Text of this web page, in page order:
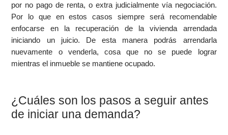
por no pago de renta, o extra judicialmente vía negociación.
Por lo que en estos casos siempre será recomendable
enfocarse en la recuperación de la vivienda arrendada
iniciando un juicio. De esta manera podrás arrendarla
nuevamente o venderla, cosa que no se puede lograr
mientras el inmueble se mantiene ocupado.
¿Cuáles son los pasos a seguir antes
de iniciar una demanda?